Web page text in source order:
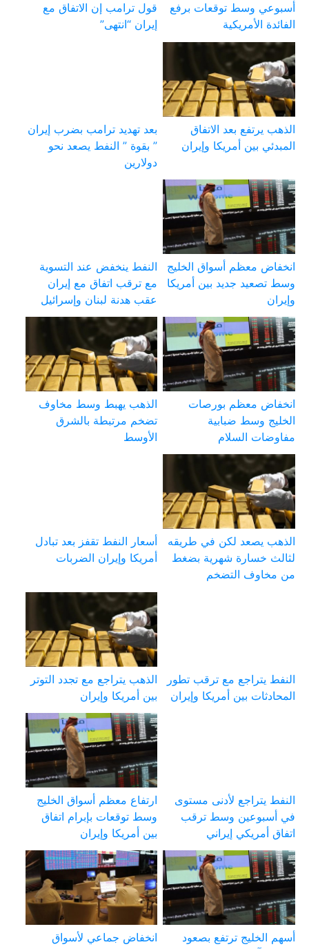
أسبوعي وسط توقعات برفع
الفائدة الأمريكية
قول ترامب إن الاتفاق مع
إيران “انتهى”
الذهب يرتفع بعد الاتفاق
المبدئي بين أمريكا وإيران
بعد تهديد ترامب بضرب إيران
” بقوة ” النفط يصعد نحو
دولارين
انخفاض معظم أسواق الخليج
وسط تصعيد جديد بين أمريكا
وإيران
النفط ينخفض عند التسوية
مع ترقب اتفاق مع إيران
عقب هدنة لبنان وإسرائيل
انخفاض معظم بورصات
الخليج وسط ضبابية
مفاوضات السلام
الذهب يهبط وسط مخاوف
تضخم مرتبطة بالشرق
الأوسط
الذهب يصعد لكن في طريقه
لثالث خسارة شهرية بضغط
من مخاوف التضخم
أسعار النفط تقفز بعد تبادل
أمريكا وإيران الضربات
النفط يتراجع مع ترقب تطور
المحادثات بين أمريكا وإيران
الذهب يتراجع مع تجدد التوتر
بين أمريكا وإيران
النفط يتراجع لأدنى مستوى
في أسبوعين وسط ترقب
اتفاق أمريكي إيراني
ارتفاع معظم أسواق الخليج
وسط توقعات بإبرام اتفاق
بين أمريكا وإيران
أسهم الخليج ترتفع بصعود
انخفاض جماعي لأسواق